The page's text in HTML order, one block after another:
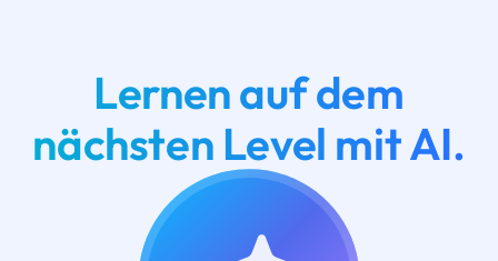
Lernen auf dem
nächsten Level mit AI.